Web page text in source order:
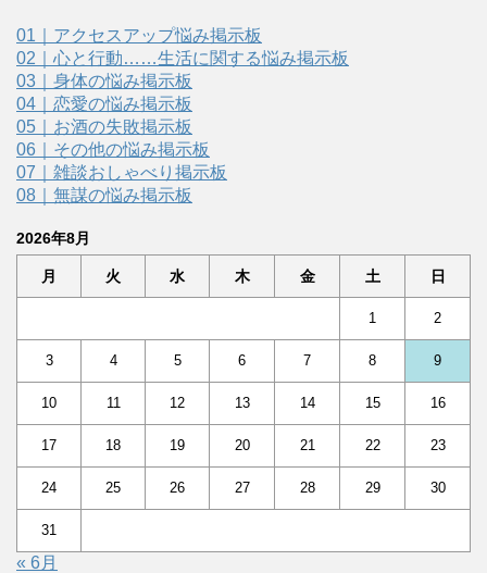
01｜アクセスアップ悩み掲示板
02｜心と行動……生活に関する悩み掲示板
03｜身体の悩み掲示板
04｜恋愛の悩み掲示板
05｜お酒の失敗掲示板
06｜その他の悩み掲示板
07｜雑談おしゃべり掲示板
08｜無謀の悩み掲示板
2026年8月
月 火 水 木 金 土 日
1 2
3 4 5 6 7 8 9
10 11 12 13 14 15 16
17 18 19 20 21 22 23
24 25 26 27 28 29 30
31
« 6月